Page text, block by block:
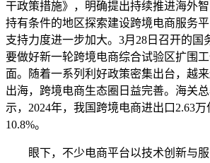
干政策措施》，明确提出持续推进海外
持有条件的地区探索建设跨境电商服务
支持力度进一步加大。3月28日召开的国
要做好新一轮跨境电商综合试验区扩围
面。随着一系列利好政策密集出台，越
出海，跨境电商生态圈日益完善。海关
示，2024年，我国跨境电商进出口2.63
10.8%。
眼下，不少电商平台以技术创新与